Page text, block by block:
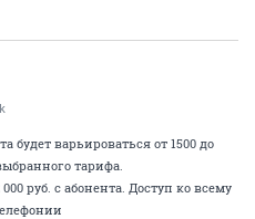
будет варьироваться от 1500 до
тарифа.
руб. с абонента. Доступ ко всему